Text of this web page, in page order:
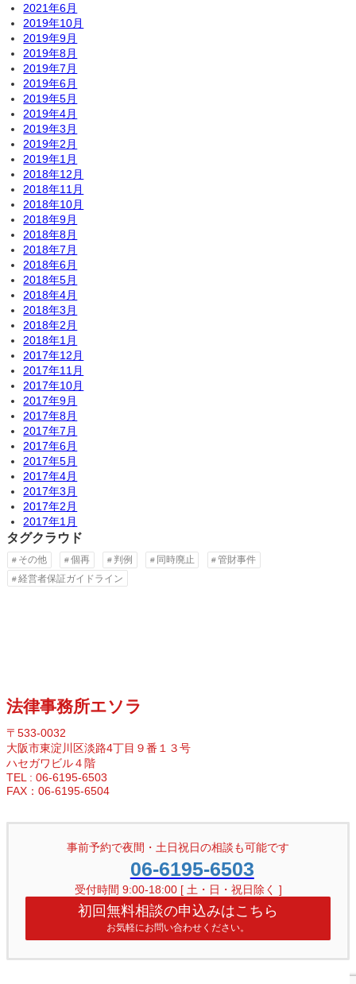
2021年6月
2019年10月
2019年9月
2019年8月
2019年7月
2019年6月
2019年5月
2019年4月
2019年3月
2019年2月
2019年1月
2018年12月
2018年11月
2018年10月
2018年9月
2018年8月
2018年7月
2018年6月
2018年5月
2018年4月
2018年3月
2018年2月
2018年1月
2017年12月
2017年11月
2017年10月
2017年9月
2017年8月
2017年7月
2017年6月
2017年5月
2017年4月
2017年3月
2017年2月
2017年1月
タグクラウド
その他 個再 判例 同時廃止
管財事件
経営者保証ガイドライン
法律事務所エソラ
〒533-0032
大阪市東淀川区淡路4丁目９番１３号
ハセガワビル４階
TEL : 06-6195-6503
FAX：06-6195-6504
事前予約で夜間・土日祝日の相談も可能です
06-6195-6503
受付時間 9:00-18:00 [ 土・日・祝日除く ]
初回無料相談の申込みはこちら
お気軽にお問い合わせください。